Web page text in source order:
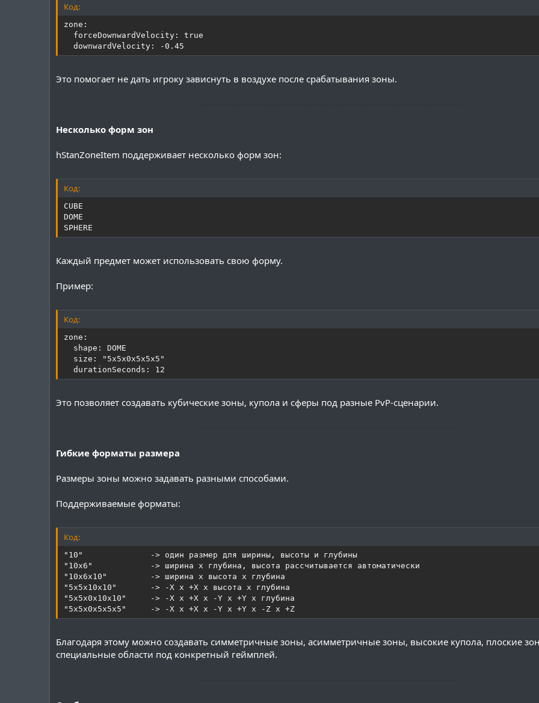
Код:
zone:
  forceDownwardVelocity: true
  downwardVelocity: -0.45
Это помогает не дать игроку зависнуть в воздухе после срабатывания зоны.
Несколько форм зон
hStanZoneItem поддерживает несколько форм зон:
Код:
CUBE
DOME
SPHERE
Каждый предмет может использовать свою форму.
Пример:
Код:
zone:
  shape: DOME
  size: "5x5x0x5x5x5"
  durationSeconds: 12
Это позволяет создавать кубические зоны, купола и сферы под разные PvP-сценарии.
Гибкие форматы размера
Размеры зоны можно задавать разными способами.
Поддерживаемые форматы:
Код:
"10"              -> один размер для ширины, высоты и глубины
"10x6"            -> ширина x глубина, высота рассчитывается автоматически
"10x6x10"         -> ширина x высота x глубина
"5x5x10x10"       -> -X x +X x высота x глубина
"5x5x0x10x10"     -> -X x +X x -Y x +Y x глубина
"5x5x0x5x5x5"     -> -X x +X x -Y x +Y x -Z x +Z
Благодаря этому можно создавать симметричные зоны, асимметричные зоны, высокие купола, плоские
специальные области под конкретный геймплей.